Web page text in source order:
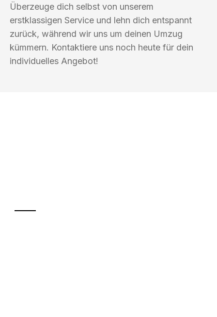
Überzeuge dich selbst von unserem
erstklassigen Service und lehn dich entspannt
zurück, während wir uns um deinen Umzug
kümmern. Kontaktiere uns noch heute für dein
individuelles Angebot!